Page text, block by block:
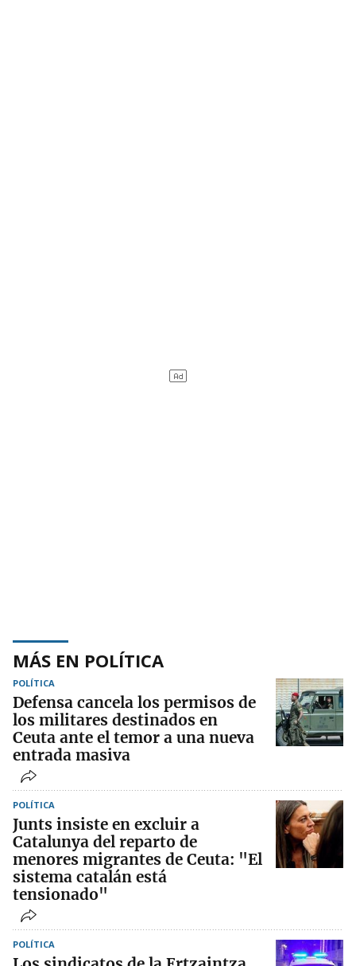
MÁS EN POLÍTICA
POLÍTICA
Defensa cancela los permisos de
los militares destinados en
Ceuta ante el temor a una nueva
entrada masiva
POLÍTICA
Junts insiste en excluir a
Catalunya del reparto de
menores migrantes de Ceuta: "El
sistema catalán está
tensionado"
POLÍTICA